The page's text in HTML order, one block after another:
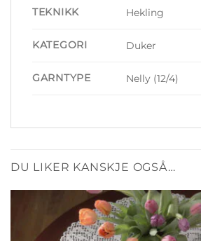
TEKNIKK Hekling
KATEGORI Duker
GARNTYPE Nelly (12/4)
DU LIKER KANSKJE OGSÅ…